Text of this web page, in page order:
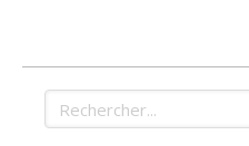
Rechercher